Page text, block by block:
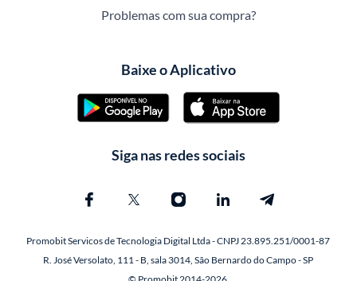
Problemas com sua compra?
Baixe o Aplicativo
Siga nas redes sociais
Promobit Servicos de Tecnologia Digital Ltda - CNPJ 23.895.251/0001-87
R. José Versolato, 111 - B, sala 3014, São Bernardo do Campo - SP